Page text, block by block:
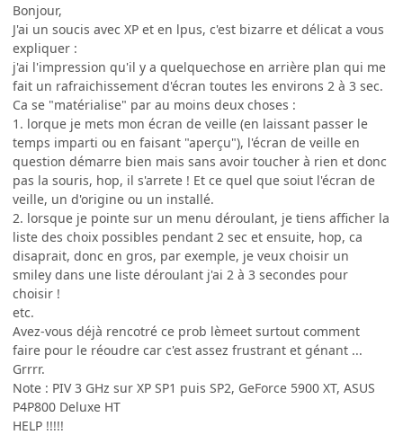
Bonjour,
J'ai un soucis avec XP et en lpus, c'est bizarre et délicat a vous
expliquer :
j'ai l'impression qu'il y a quelquechose en arrière plan qui me
fait un rafraichissement d'écran toutes les environs 2 à 3 sec.
Ca se "matérialise" par au moins deux choses :
1. lorque je mets mon écran de veille (en laissant passer le
temps imparti ou en faisant "aperçu"), l'écran de veille en
question démarre bien mais sans avoir toucher à rien et donc
pas la souris, hop, il s'arrete ! Et ce quel que soiut l'écran de
veille, un d'origine ou un installé.
2. lorsque je pointe sur un menu déroulant, je tiens afficher la
liste des choix possibles pendant 2 sec et ensuite, hop, ca
disaprait, donc en gros, par exemple, je veux choisir un
smiley dans une liste déroulant j'ai 2 à 3 secondes pour
choisir !
etc.
Avez-vous déjà rencotré ce prob lèmeet surtout comment
faire pour le réoudre car c'est assez frustrant et génant ...
Grrrr.
Note : PIV 3 GHz sur XP SP1 puis SP2, GeForce 5900 XT, ASUS
P4P800 Deluxe HT
HELP !!!!!